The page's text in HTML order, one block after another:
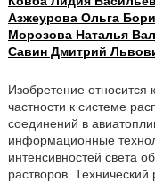
Азжеурова Ольга
Морозова Наталья
Савин Дмитрий
Изобретение относится
частности к системе
соединений в
информационные
интенсивностей света
растворов.